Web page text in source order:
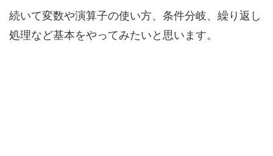
続いて変数や演算子の使い方、条件分岐、繰り返し
処理など基本をやってみたいと思います。